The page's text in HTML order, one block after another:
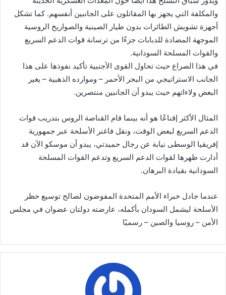
والمكلفة التي يجهز بها المقاتلون على الجانبين أنفسهم. كما تشكل
أجهزة تشويش الطائرات بدون طيار الصينية والصواريخ الروسية
الموجهة المضادة للدبابات جزءًا من ترسانة قوات الدعم السريع
والقوات المسلحة السودانية.
في هذا الصراع حيث تحاول القوى الأجنبية تأكيد نفوذها على هذا
الجانب الاستراتيجي من البحر الأحمر – وموارده الذهبية – يغير
البعض ولاءاتهم حيث يبدو أن الجانبين منتصرين.
المثال الأكثر إقناعًا هو أنه بينما قام القناصة الروس بتدريب قوات
الدعم السريع لبعض الوقت، ونقل فاغنر الأسلحة عبر جمهورية
إفريقيا الوسطى نيابة عن رجال حميدتي، يبدو أن موسكو الآن قد
أدارت ظهرها لقوات الدعم السريع وتدعم القوات المسلحة
السودانية بقيادة البرهان.
عندما جادل خبراء الأمم المتحدة المفوضون لصالح توسيع حظر
الأسلحة ليشمل السودان بأكمله، عارضته دولتان عضوان في مجلس
الأمن – روسيا والصين – رسميًا